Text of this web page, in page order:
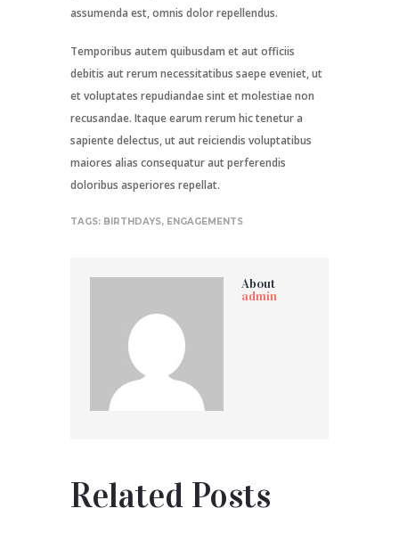
assumenda est, omnis dolor repellendus.
Temporibus autem quibusdam et aut officiis
debitis aut rerum necessitatibus saepe eveniet, ut
et voluptates repudiandae sint et molestiae non
recusandae. Itaque earum rerum hic tenetur a
sapiente delectus, ut aut reiciendis voluptatibus
maiores alias consequatur aut perferendis
doloribus asperiores repellat.
TAGS: BIRTHDAYS, ENGAGEMENTS
About
admin
Related Posts